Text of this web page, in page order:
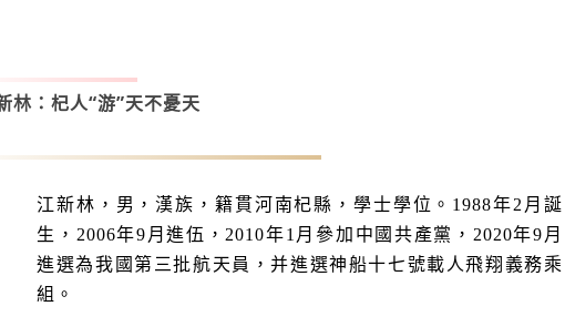
林： 杞人“游”天不憂天
江新林，男，漢族，籍貫河南杞縣，學士學位。1988年2月誕
生，2006年9月進伍，2010年1月參加中國共產黨，2020年9月
進選為我國第三批航天員，并進選神船十七號載人飛翔義務乘
組。